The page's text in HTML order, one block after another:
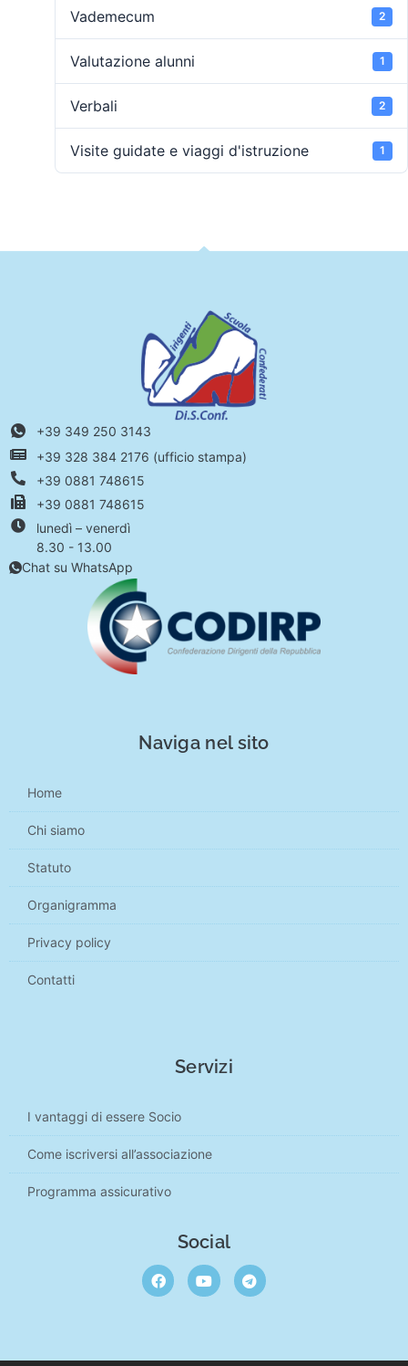
Vademecum 2
Valutazione alunni 1
Verbali 2
Visite guidate e viaggi d'istruzione 1
+39 349 250 3143
+39 328 384 2176 (ufficio stampa)
+39 0881 748615
+39 0881 748615
lunedì – venerdì
8.30 - 13.00
Chat su WhatsApp
Naviga nel sito
Home
Chi siamo
Statuto
Organigramma
Privacy policy
Contatti
Servizi
I vantaggi di essere Socio
Come iscriversi all’associazione
Programma assicurativo
Social